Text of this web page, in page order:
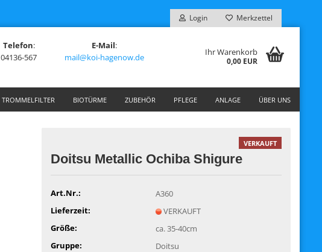
Login Merkzettel
Telefon:
04136-567
E-Mail:
mail@koi-hagenow.de
Ihr Warenkorb
0,00 EUR
TROMMELFILTER BIOTÜRME ZUBEHÖR PFLEGE ANLAGE ÜBER UNS
VERKAUFT
Doitsu Metallic Ochiba Shigure
Art.Nr.:
A360
Lieferzeit:
VERKAUFT
Größe:
ca. 35-40cm
Gruppe:
Doitsu